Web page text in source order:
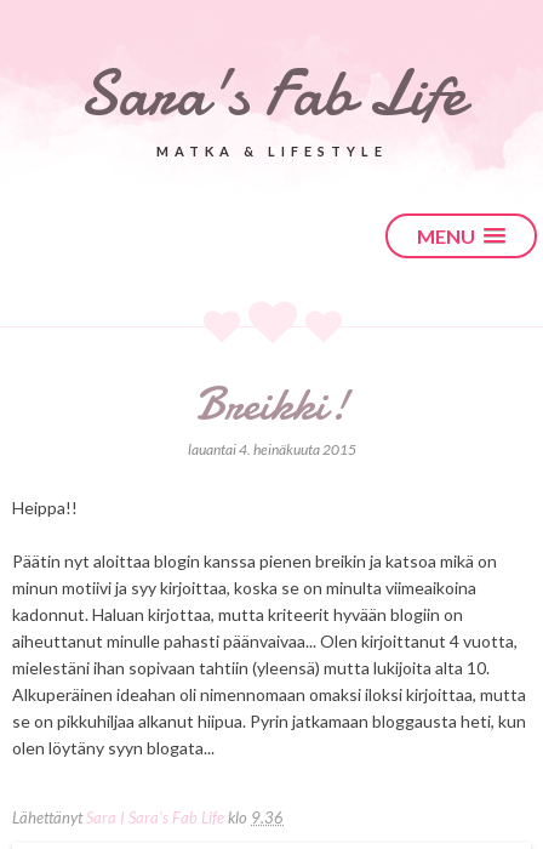
Sara's Fab Life
MATKA & LIFESTYLE
MENU
Breikki!
lauantai 4. heinäkuuta 2015
Heippa!!
Päätin nyt aloittaa blogin kanssa pienen breikin ja katsoa mikä on
minun motiivi ja syy kirjoittaa, koska se on minulta viimeaikoina
kadonnut. Haluan kirjottaa, mutta kriteerit hyvään blogiin on
aiheuttanut minulle pahasti päänvaivaa... Olen kirjoittanut 4 vuotta,
mielestäni ihan sopivaan tahtiin (yleensä) mutta lukijoita alta 10.
Alkuperäinen ideahan oli nimennomaan omaksi iloksi kirjoittaa, mutta
se on pikkuhiljaa alkanut hiipua. Pyrin jatkamaan bloggausta heti, kun
olen löytäny syyn blogata...
LähettänytSara I Sara's Fab Lifeklo 9.36